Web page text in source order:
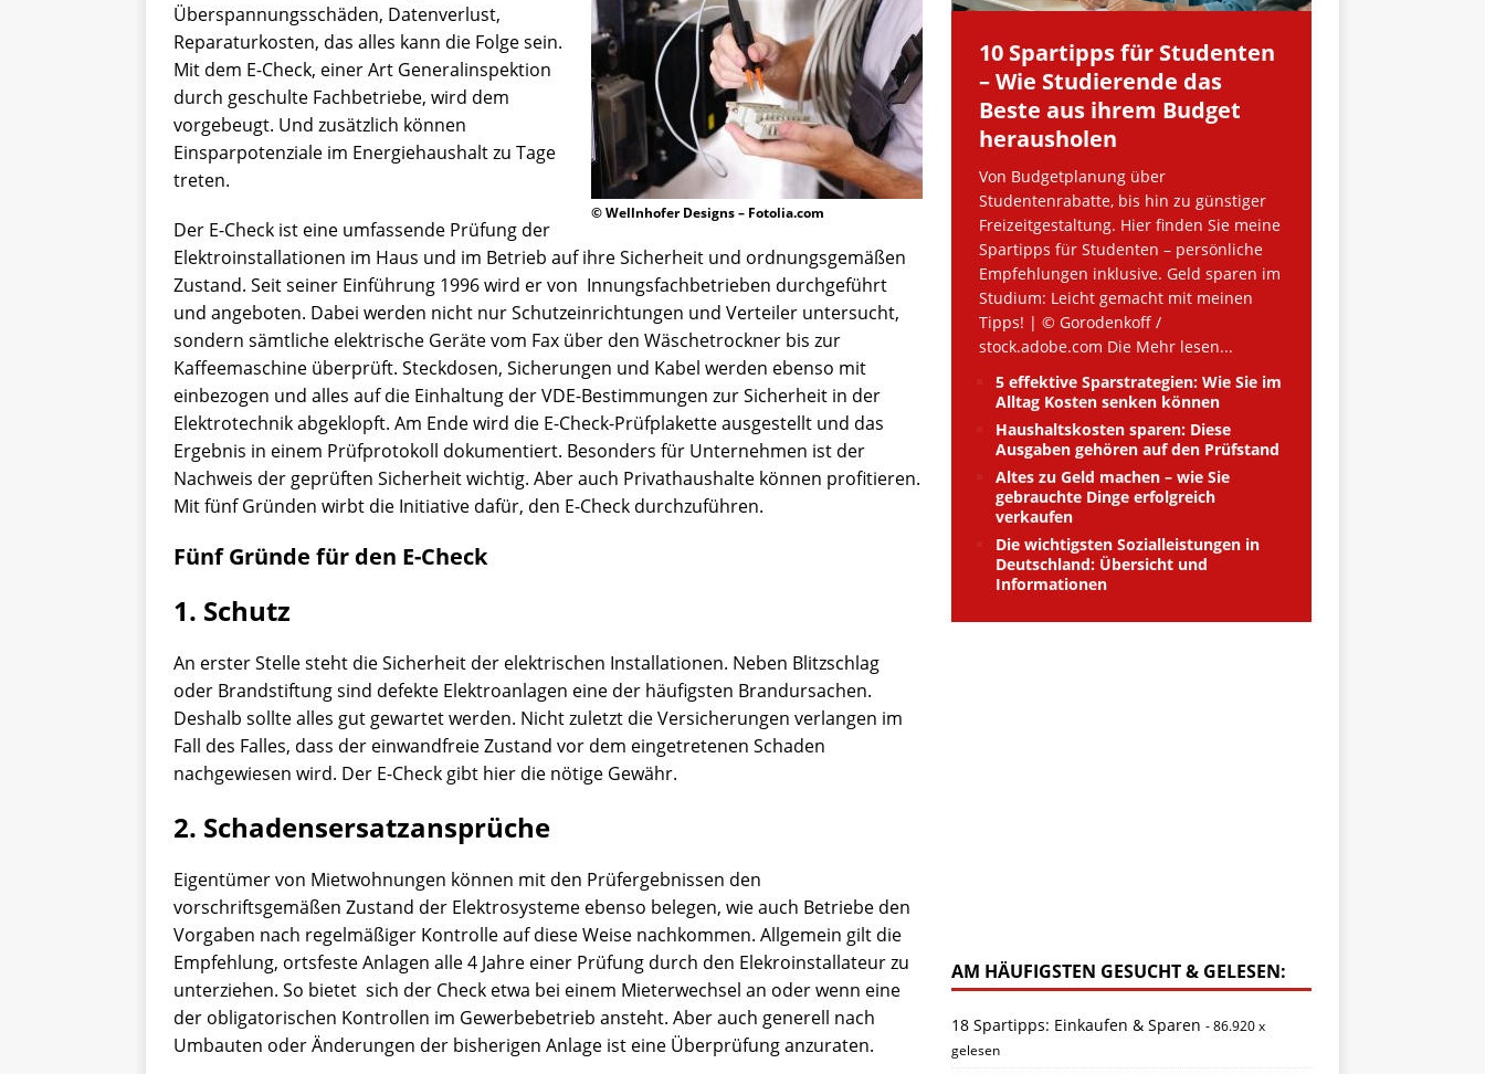
© Wellnhofer Designs – Fotolia.com
Überspannungsschäden, Datenverlust,
Reparaturkosten, das alles kann die Folge sein.
Mit dem E-Check, einer Art Generalinspektion
durch geschulte Fachbetriebe, wird dem
vorgebeugt. Und zusätzlich können
Einsparpotenziale im Energiehaushalt zu Tage
treten.
Der E-Check ist eine umfassende Prüfung der
Elektroinstallationen im Haus und im Betrieb auf ihre Sicherheit und ordnungsgemäßen
Zustand. Seit seiner Einführung 1996 wird er von Innungsfachbetrieben durchgeführt
und angeboten. Dabei werden nicht nur Schutzeinrichtungen und Verteiler untersucht,
sondern sämtliche elektrische Geräte vom Fax über den Wäschetrockner bis zur
Kaffeemaschine überprüft. Steckdosen, Sicherungen und Kabel werden ebenso mit
einbezogen und alles auf die Einhaltung der VDE-Bestimmungen zur Sicherheit in der
Elektrotechnik abgeklopft. Am Ende wird die E-Check-Prüfplakette ausgestellt und das
Ergebnis in einem Prüfprotokoll dokumentiert. Besonders für Unternehmen ist der
Nachweis der geprüften Sicherheit wichtig. Aber auch Privathaushalte können profitieren.
Mit fünf Gründen wirbt die Initiative dafür, den E-Check durchzuführen.
Fünf Gründe für den E-Check
1. Schutz
An erster Stelle steht die Sicherheit der elektrischen Installationen. Neben Blitzschlag
oder Brandstiftung sind defekte Elektroanlagen eine der häufigsten Brandursachen.
Deshalb sollte alles gut gewartet werden. Nicht zuletzt die Versicherungen verlangen im
Fall des Falles, dass der einwandfreie Zustand vor dem eingetretenen Schaden
nachgewiesen wird. Der E-Check gibt hier die nötige Gewähr.
2. Schadensersatzansprüche
Eigentümer von Mietwohnungen können mit den Prüfergebnissen den
vorschriftsgemäßen Zustand der Elektrosysteme ebenso belegen, wie auch Betriebe den
Vorgaben nach regelmäßiger Kontrolle auf diese Weise nachkommen. Allgemein gilt die
Empfehlung, ortsfeste Anlagen alle 4 Jahre einer Prüfung durch den Elekroinstallateur zu
unterziehen. So bietet sich der Check etwa bei einem Mieterwechsel an oder wenn eine
der obligatorischen Kontrollen im Gewerbebetrieb ansteht. Aber auch generell nach
Umbauten oder Änderungen der bisherigen Anlage ist eine Überprüfung anzuraten.
10 Spartipps für Studenten
– Wie Studierende das
Beste aus ihrem Budget
herausholen
Von Budgetplanung über
Studentenrabatte, bis hin zu günstiger
Freizeitgestaltung. Hier finden Sie meine
Spartipps für Studenten – persönliche
Empfehlungen inklusive. Geld sparen im
Studium: Leicht gemacht mit meinen
Tipps! | © Gorodenkoff /
stock.adobe.com Die Mehr lesen...
5 effektive Sparstrategien: Wie Sie im
Alltag Kosten senken können
Haushaltskosten sparen: Diese
Ausgaben gehören auf den Prüfstand
Altes zu Geld machen – wie Sie
gebrauchte Dinge erfolgreich
verkaufen
Die wichtigsten Sozialleistungen in
Deutschland: Übersicht und
Informationen
AM HÄUFIGSTEN GESUCHT & GELESEN:
18 Spartipps: Einkaufen & Sparen - 86.920 x
gelesen